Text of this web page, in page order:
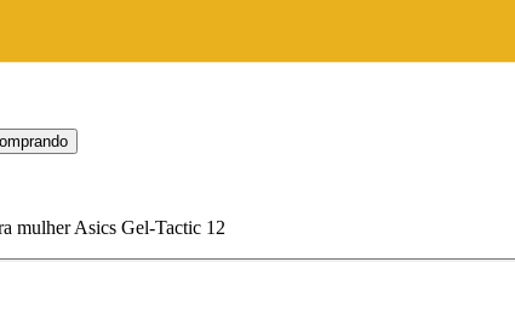
mulher Asics Gel-Tactic 12